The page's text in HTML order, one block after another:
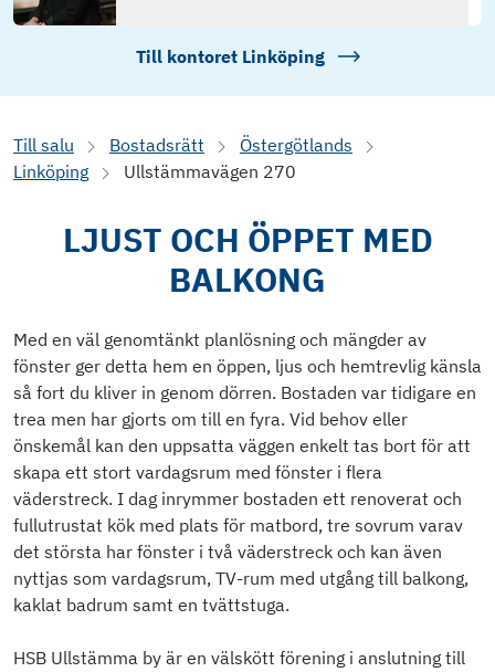
Till kontoret Linköping
Till salu Bostadsrätt
Östergötlands
Linköping
Ullstämmavägen 270
LJUST OCH ÖPPET MED
BALKONG
Med en väl genomtänkt planlösning och mängder av
fönster ger detta hem en öppen, ljus och hemtrevlig känsla
så fort du kliver in genom dörren. Bostaden var tidigare en
trea men har gjorts om till en fyra. Vid behov eller
önskemål kan den uppsatta väggen enkelt tas bort för att
skapa ett stort vardagsrum med fönster i flera
väderstreck. I dag inrymmer bostaden ett renoverat och
fullutrustat kök med plats för matbord, tre sovrum varav
det största har fönster i två väderstreck och kan även
nyttjas som vardagsrum, TV-rum med utgång till balkong,
kaklat badrum samt en tvättstuga.
HSB Ullstämma by är en välskött förening i anslutning till